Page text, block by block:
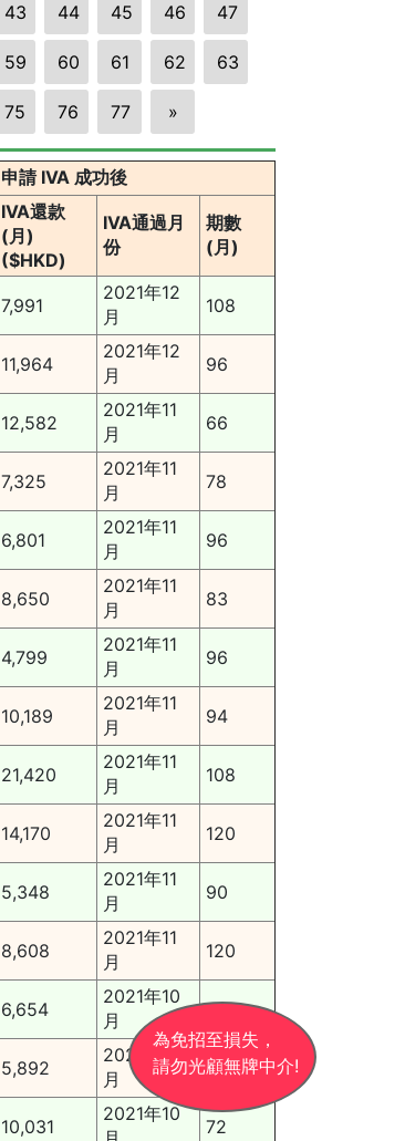
43 44 45 46 47
59 60 61 62 63
75 76 77 »
申請 IVA 成功後
IVA還款
(月)
($HKD)
IVA通過月
份
期數
(月)
7,991
2021年12
月
108
11,964
2021年12
月
96
12,582
2021年11
月
66
7,325
2021年11
月
78
6,801
2021年11
月
96
8,650
2021年11
月
83
4,799
2021年11
月
96
10,189
2021年11
月
94
21,420
2021年11
月
108
14,170
2021年11
月
120
5,348
2021年11
月
90
8,608
2021年11
月
120
6,654
2021年10
月
113
5,892
2021年10
月
43
10,031
2021年10
72
為免招至損失，
請勿光顧無牌中介!